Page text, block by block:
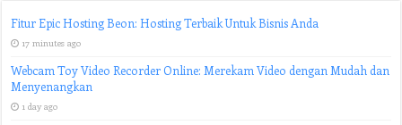
Fitur Epic Hosting Beon: Hosting Terbaik Untuk Bisnis Anda
17 minutes ago
Webcam Toy Video Recorder Online: Merekam Video dengan Mudah dan
Menyenangkan
1 day ago